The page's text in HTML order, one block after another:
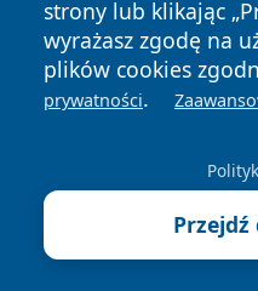
strony lub klikając
wyrażasz zgodę na
plików cookies
prywatności.
News Autorzy